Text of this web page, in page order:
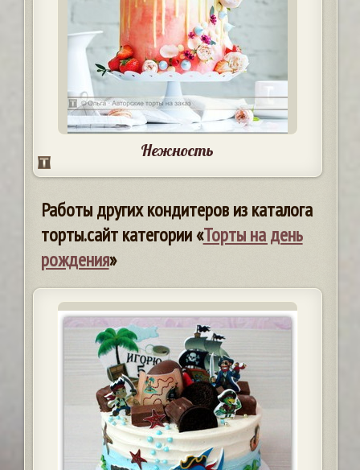
Нежность
Работы других кондитеров из каталога
торты.сайт категории «Торты на день
рождения»